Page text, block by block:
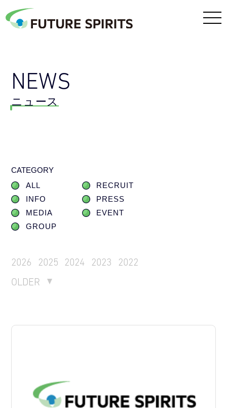
NEWS
ニュース
CATEGORY
ALL
RECRUIT
INFO
PRESS
MEDIA
EVENT
GROUP
2026 2025 2024 2023
2022
OLDER